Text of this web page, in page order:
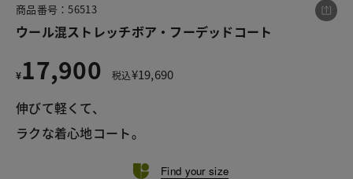
商品番号：56513
ウール混ストレッチボア・フーデッドコート
¥17,900 税込¥19,690
伸びて軽くて、
ラクな着心地コート。
Find your size
ウール混ストレッチボア・フーデッドコート